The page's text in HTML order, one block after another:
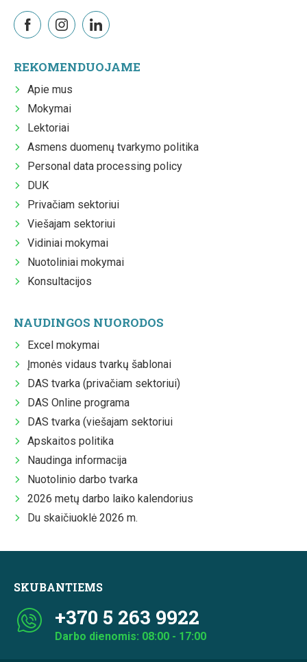
REKOMENDUOJAME
Apie mus
Mokymai
Lektoriai
Asmens duomenų tvarkymo politika
Personal data processing policy
DUK
Privačiam sektoriui
Viešajam sektoriui
Vidiniai mokymai
Nuotoliniai mokymai
Konsultacijos
NAUDINGOS NUORODOS
Excel mokymai
Įmonės vidaus tvarkų šablonai
DAS tvarka (privačiam sektoriui)
DAS Online programa
DAS tvarka (viešajam sektoriui
Apskaitos politika
Naudinga informacija
Nuotolinio darbo tvarka
2026 metų darbo laiko kalendorius
Du skaičiuoklė 2026 m.
SKUBANTIEMS
+370 5 263 9922
Darbo dienomis: 08:00 - 17:00